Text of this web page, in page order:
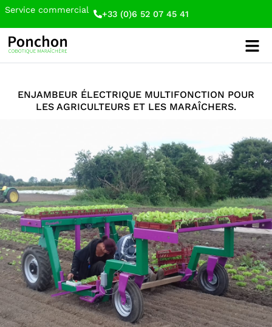
Service commercial +33 (0)6 52 07 45 41
ENJAMBEUR ÉLECTRIQUE MULTIFONCTION POUR
LES AGRICULTEURS ET LES MARAÎCHERS.